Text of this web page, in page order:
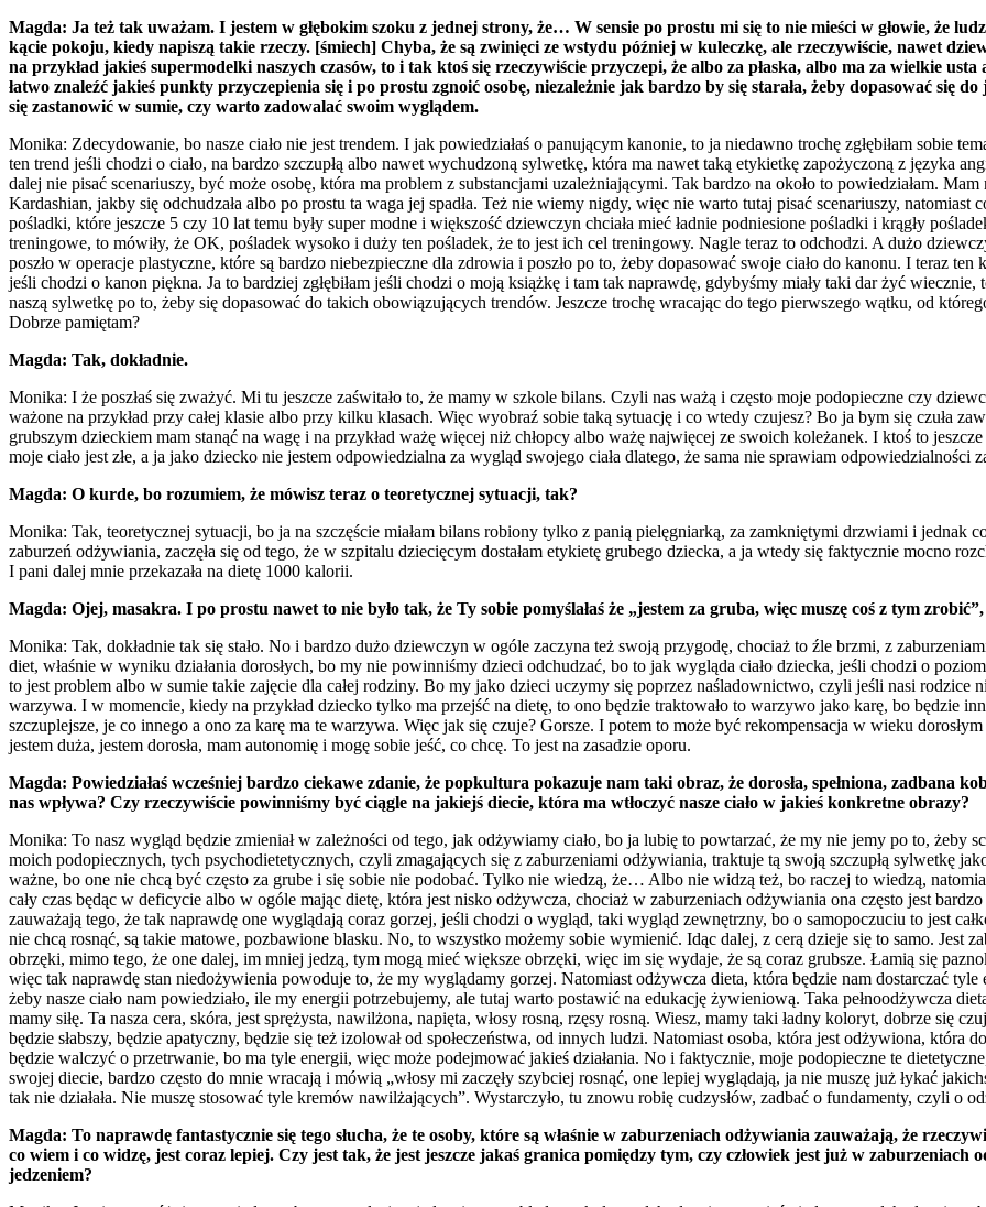
Magda: Ja też tak uważam. I jestem w głębokim szoku z jednej strony, że… W sensie po prostu mi się to nie mieści w głowie, że
kącie pokoju, kiedy napiszą takie rzeczy. [śmiech] Chyba, że są zwinięci ze wstydu później w kuleczkę, ale rzeczywiście, nawet
na przykład jakieś supermodelki naszych czasów, to i tak ktoś się rzeczywiście przyczepi, że albo za płaska, albo ma za wielkie
łatwo znaleźć jakieś punkty przyczepienia się i po prostu zgnoić osobę, niezależnie jak bardzo by się starała, żeby dopasować się
się zastanowić w sumie, czy warto zadowalać swoim wyglądem.
Monika: Zdecydowanie, bo nasze ciało nie jest trendem. I jak powiedziałaś o panującym kanonie, to ja niedawno trochę zgłębiłam sobie
ten trend jeśli chodzi o ciało, na bardzo szczupłą albo nawet wychudzoną sylwetkę, która ma nawet taką etykietkę zapożyczoną z języka
dalej nie pisać scenariuszy, być może osobę, która ma problem z substancjami uzależniającymi. Tak bardzo na około to powiedziałam.
Kardashian, jakby się odchudzała albo po prostu ta waga jej spadła. Też nie wiemy nigdy, więc nie warto tutaj pisać scenariuszy, natomiast
pośladki, które jeszcze 5 czy 10 lat temu były super modne i większość dziewczyn chciała mieć ładnie podniesione pośladki i krągły
treningowe, to mówiły, że OK, pośladek wysoko i duży ten pośladek, że to jest ich cel treningowy. Nagle teraz to odchodzi. A dużo
poszło w operacje plastyczne, które są bardzo niebezpieczne dla zdrowia i poszło po to, żeby dopasować swoje ciało do kanonu. I teraz
jeśli chodzi o kanon piękna. Ja to bardziej zgłębiłam jeśli chodzi o moją książkę i tam tak naprawdę, gdybyśmy miały taki dar żyć
naszą sylwetkę po to, żeby się dopasować do takich obowiązujących trendów. Jeszcze trochę wracając do tego pierwszego wątku, od
Dobrze pamiętam?
Magda: Tak, dokładnie.
Monika: I że poszłaś się zważyć. Mi tu jeszcze zaświtało to, że mamy w szkole bilans. Czyli nas ważą i często moje podopieczne czy
ważone na przykład przy całej klasie albo przy kilku klasach. Więc wyobraź sobie taką sytuację i co wtedy czujesz? Bo ja bym się czuła
grubszym dzieckiem mam stanąć na wagę i na przykład ważę więcej niż chłopcy albo ważę najwięcej ze swoich koleżanek. I ktoś to
moje ciało jest złe, a ja jako dziecko nie jestem odpowiedzialna za wygląd swojego ciała dlatego, że sama nie sprawiam
Magda: O kurde, bo rozumiem, że mówisz teraz o teoretycznej sytuacji, tak?
Monika: Tak, teoretycznej sytuacji, bo ja na szczęście miałam bilans robiony tylko z panią pielęgniarką, za zamkniętymi drzwiami i jednak
zaburzeń odżywiania, zaczęła się od tego, że w szpitalu dziecięcym dostałam etykietę grubego dziecka, a ja wtedy się faktycznie mocno
I pani dalej mnie przekazała na dietę 1000 kalorii.
Magda: Ojej, masakra. I po prostu nawet to nie było tak, że Ty sobie pomyślałaś że „jestem za gruba, więc muszę coś z tym
Monika: Tak, dokładnie tak się stało. No i bardzo dużo dziewczyn w ogóle zaczyna też swoją przygodę, chociaż to źle brzmi, z
diet, właśnie w wyniku działania dorosłych, bo my nie powinniśmy dzieci odchudzać, bo to jak wygląda ciało dziecka, jeśli chodzi o
to jest problem albo w sumie takie zajęcie dla całej rodziny. Bo my jako dzieci uczymy się poprzez naśladownictwo, czyli jeśli nasi rodzice
warzywa. I w momencie, kiedy na przykład dziecko tylko ma przejść na dietę, to ono będzie traktowało to warzywo jako karę, bo będzie
szczuplejsze, je co innego a ono za karę ma te warzywa. Więc jak się czuje? Gorsze. I potem to może być rekompensacja w wieku
jestem duża, jestem dorosła, mam autonomię i mogę sobie jeść, co chcę. To jest na zasadzie oporu.
Magda: Powiedziałaś wcześniej bardzo ciekawe zdanie, że popkultura pokazuje nam taki obraz, że dorosła, spełniona, zadbana
nas wpływa? Czy rzeczywiście powinniśmy być ciągle na jakiejś diecie, która ma wtłoczyć nasze ciało w jakieś konkretne obrazy?
Monika: To nasz wygląd będzie zmieniał w zależności od tego, jak odżywiamy ciało, bo ja lubię to powtarzać, że my nie jemy po to, żeby
moich podopiecznych, tych psychodietetycznych, czyli zmagających się z zaburzeniami odżywiania, traktuje tą swoją szczupłą sylwetkę
ważne, bo one nie chcą być często za grube i się sobie nie podobać. Tylko nie wiedzą, że… Albo nie widzą też, bo raczej to wiedzą,
cały czas będąc w deficycie albo w ogóle mając dietę, która jest nisko odżywcza, chociaż w zaburzeniach odżywiania ona często jest
zauważają tego, że tak naprawdę one wyglądają coraz gorzej, jeśli chodzi o wygląd, taki wygląd zewnętrzny, bo o samopoczuciu to jest
nie chcą rosnąć, są takie matowe, pozbawione blasku. No, to wszystko możemy sobie wymienić. Idąc dalej, z cerą dzieje się to samo. Jest
obrzęki, mimo tego, że one dalej, im mniej jedzą, tym mogą mieć większe obrzęki, więc im się wydaje, że są coraz grubsze. Łamią się
więc tak naprawdę stan niedożywienia powoduje to, że my wyglądamy gorzej. Natomiast odżywcza dieta, która będzie nam dostarczać
żeby nasze ciało nam powiedziało, ile my energii potrzebujemy, ale tutaj warto postawić na edukację żywieniową. Taka pełnoodżywcza
mamy siłę. Ta nasza cera, skóra, jest sprężysta, nawilżona, napięta, włosy rosną, rzęsy rosną. Wiesz, mamy taki ładny koloryt, dobrze się
będzie słabszy, będzie apatyczny, będzie się też izolował od społeczeństwa, od innych ludzi. Natomiast osoba, która jest odżywiona,
będzie walczyć o przetrwanie, bo ma tyle energii, więc może podejmować jakieś działania. No i faktycznie, moje podopieczne te
swojej diecie, bardzo często do mnie wracają i mówią „włosy mi zaczęły szybciej rosnąć, one lepiej wyglądają, ja nie muszę już łykać
tak nie działała. Nie muszę stosować tyle kremów nawilżających”. Wystarczyło, tu znowu robię cudzysłów, zadbać o fundamenty, czyli o
Magda: To naprawdę fantastycznie się tego słucha, że te osoby, które są właśnie w zaburzeniach odżywiania zauważają, że
co wiem i co widzę, jest coraz lepiej. Czy jest tak, że jest jeszcze jakaś granica pomiędzy tym, czy człowiek jest już w zaburzeniach
jedzeniem?